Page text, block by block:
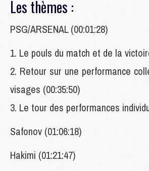
Les thèmes :
PSG/ARSENAL (00:01:28)
1. Le pouls du match et de la
2. Retour sur une performance
visages (00:35:50)
3. Le tour des performances
Safonov (01:06:18)
Hakimi (01:21:47)